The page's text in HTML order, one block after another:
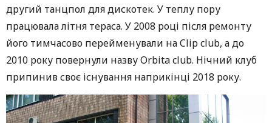
другий танцпол для дискотек. У теплу пору
працювала літня тераса. У 2008 році після ремонту
його тимчасово перейменували на Clip club, а до
2010 року повернули назву Orbita club. Нічний клуб
припинив своє існування наприкінці 2018 року.